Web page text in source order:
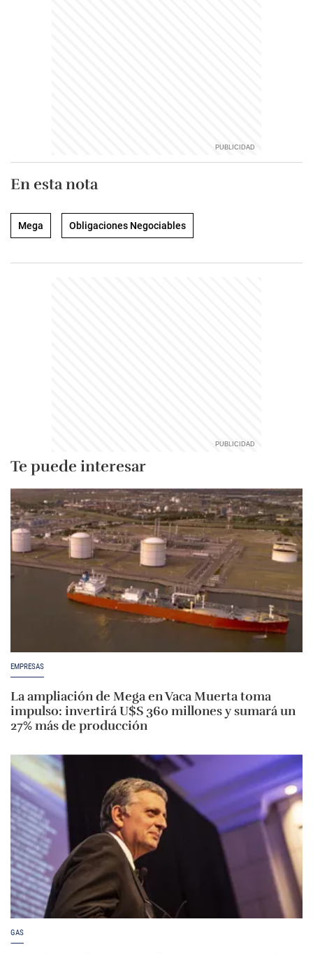
En esta nota
Mega Obligaciones Negociables
Te puede interesar
EMPRESAS
La ampliación de Mega en Vaca Muerta toma
impulso: invertirá U$S 360 millones y sumará un
27% más de producción
GAS